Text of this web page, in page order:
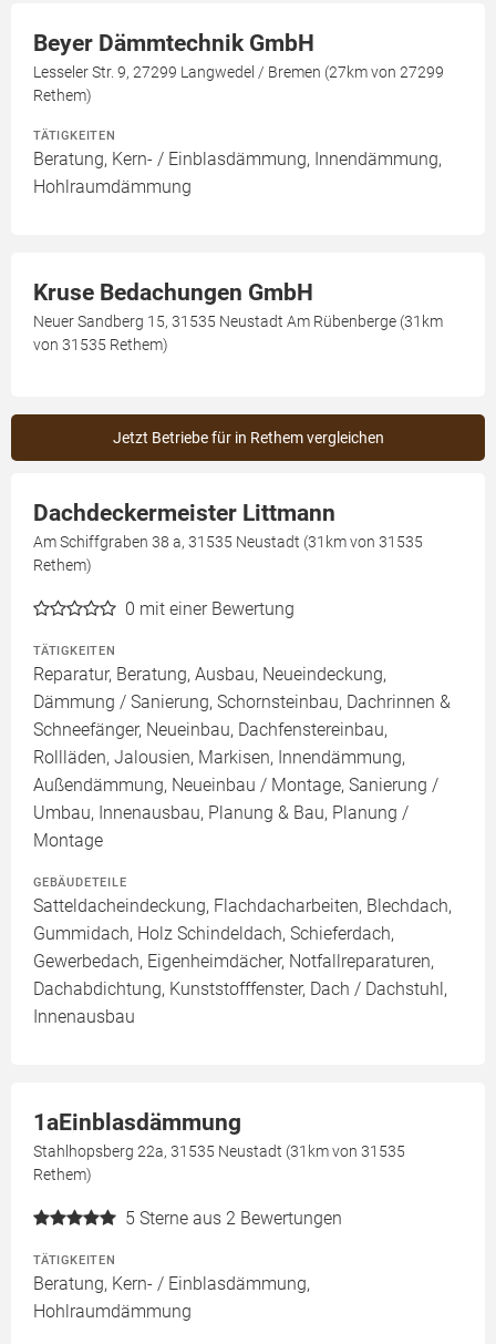
Beyer Dämmtechnik GmbH
Lesseler Str. 9, 27299 Langwedel / Bremen (27km von 27299
Rethem)
TÄTIGKEITEN
Beratung, Kern- / Einblasdämmung, Innendämmung,
Hohlraumdämmung
Kruse Bedachungen GmbH
Neuer Sandberg 15, 31535 Neustadt Am Rübenberge (31km
von 31535 Rethem)
Jetzt Betriebe für in Rethem vergleichen
Dachdeckermeister Littmann
Am Schiffgraben 38 a, 31535 Neustadt (31km von 31535
Rethem)
0 mit einer Bewertung
TÄTIGKEITEN
Reparatur, Beratung, Ausbau, Neueindeckung,
Dämmung / Sanierung, Schornsteinbau, Dachrinnen &
Schneefänger, Neueinbau, Dachfenstereinbau,
Rollläden, Jalousien, Markisen, Innendämmung,
Außendämmung, Neueinbau / Montage, Sanierung /
Umbau, Innenausbau, Planung & Bau, Planung /
Montage
GEBÄUDETEILE
Satteldacheindeckung, Flachdacharbeiten, Blechdach,
Gummidach, Holz Schindeldach, Schieferdach,
Gewerbedach, Eigenheimdächer, Notfallreparaturen,
Dachabdichtung, Kunststofffenster, Dach / Dachstuhl,
Innenausbau
1aEinblasdämmung
Stahlhopsberg 22a, 31535 Neustadt (31km von 31535
Rethem)
5 Sterne aus 2 Bewertungen
TÄTIGKEITEN
Beratung, Kern- / Einblasdämmung,
Hohlraumdämmung